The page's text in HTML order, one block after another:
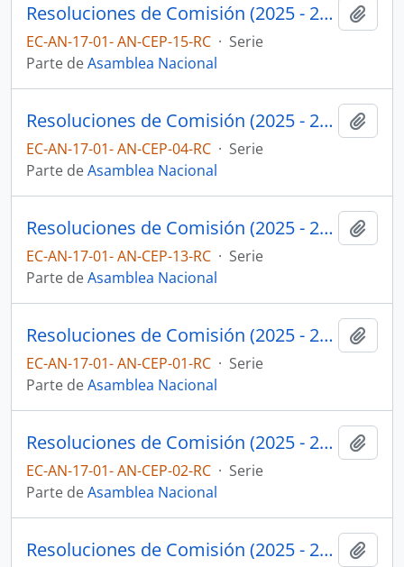
Resoluciones de Comisión (2025 - 2027)
EC-AN-17-01- AN-CEP-15-RC · Serie
Parte deAsamblea Nacional
Resoluciones de Comisión (2025 - 2027)
EC-AN-17-01- AN-CEP-04-RC · Serie
Parte deAsamblea Nacional
Resoluciones de Comisión (2025 - 2027)
EC-AN-17-01- AN-CEP-13-RC · Serie
Parte deAsamblea Nacional
Resoluciones de Comisión (2025 - 2027)
EC-AN-17-01- AN-CEP-01-RC · Serie
Parte deAsamblea Nacional
Resoluciones de Comisión (2025 - 2027)
EC-AN-17-01- AN-CEP-02-RC · Serie
Parte deAsamblea Nacional
Resoluciones de Comisión (2025 - 2027)